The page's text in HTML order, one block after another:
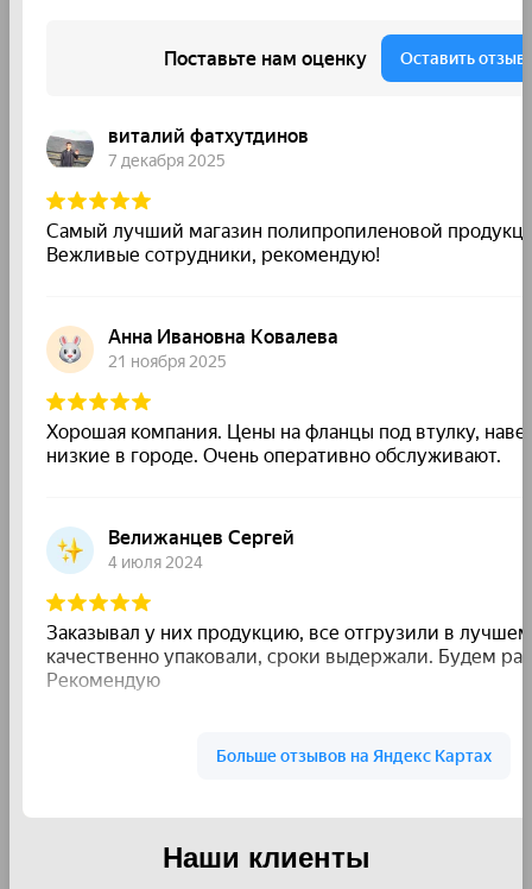
Наши клиенты